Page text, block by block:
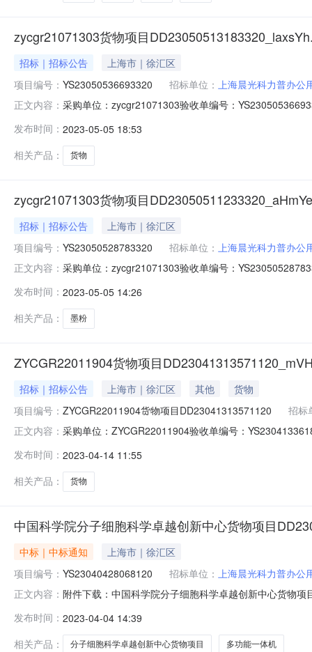
zycgr21071303货物项目
招标｜招标公告
上海市｜徐汇区
项目编号： YS23050536693320 招标单位： 上海晨光科力普办公
正文内容： 采购单位：zycgr21071303验收单编号：
电子验收单【第一联：采购单位（需方）留存
发布时间： 2023-05-05 18:53
相关产品：
货物
zycgr21071303货物项目
招标｜招标公告
上海市｜徐汇区
项目编号： YS23050528783320 招标单位： 上海晨光科力普办公
正文内容： 采购单位：zycgr21071303验收单编号：
采购电子验收单【第一联：采购单位（需方）留存
发布时间： 2023-05-05 14:26
相关产品：
墨粉
ZYCGR22011904货物项目
招标｜招标公告 上海市｜徐汇区 其他
货物
项目编号： ZYCGR22011904货物项目DD23041313571120
招标
正文内容： 采购单位：ZYCGR22011904验收单编号：
政府集中采购电子验收单【第一联：采购单位（需方）留
发布时间： 2023-04-14 11:55
相关产品：
货物
中国科学院分子细胞科学卓越创新中心货物项目
中标｜中标通知
上海市｜徐汇区
项目编号： YS23040428068120 招标单位： 上海晨光科力普办公
正文内容： 附件下载：中国科学院分子细胞科学卓越创新中心货物
位：中国科学院分子细胞科学卓越创新中心供货单位：
发布时间： 2023-04-04 14:39
相关产品：
分子细胞科学卓越创新中心货物项目 多功能一体机